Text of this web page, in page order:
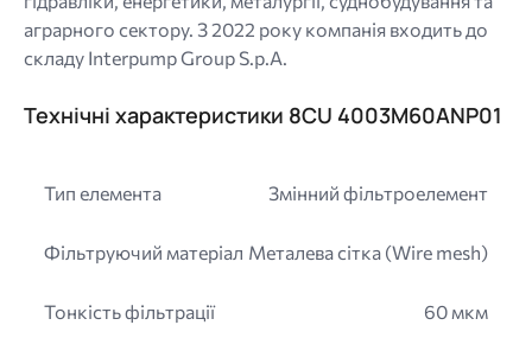
аграрного сектору. З 2022 року компанія входить до
складу Interpump Group S.p.A.
Технічні характеристики 8CU 4003M60ANP01
Тип елемента Змінний фільтроелемент
Фільтруючий матеріал Металева сітка (Wire mesh)
Тонкість фільтрації 60 мкм